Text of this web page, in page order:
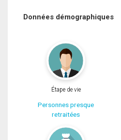
Données démographiques
Étape de vie
Personnes presque
retraitées